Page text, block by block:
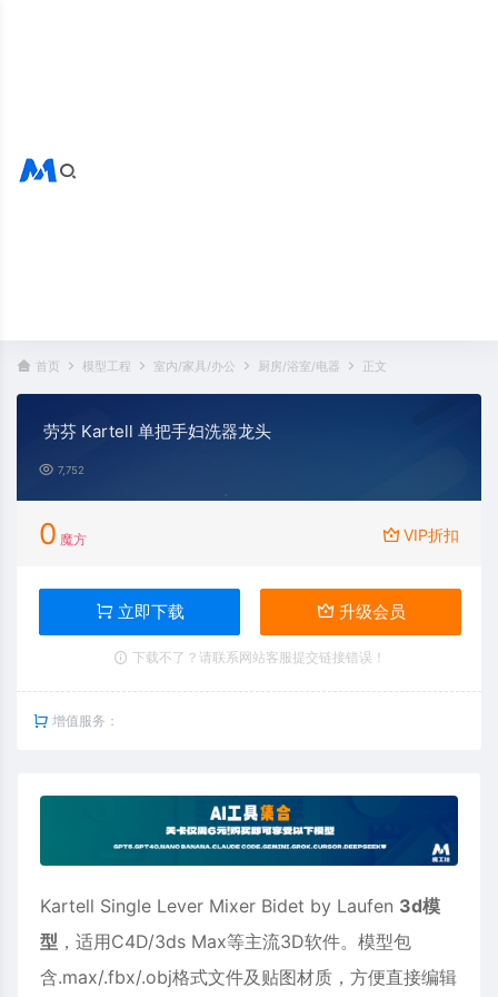
首页 模型工程 室内/家具/办公 厨房/浴室/电器 正文
劳芬 Kartell 单把手妇洗器龙头
7,752
0 魔方 VIP折扣
立即下载 升级会员
下载不了？请联系网站客服提交链接错误！
增值服务：
Kartell Single Lever Mixer Bidet by Laufen 3d模
型 ，适用C4D/3ds Max等主流3D软件。模型包
含.max/.fbx/.obj格式文件及贴图材质，方便直接编辑